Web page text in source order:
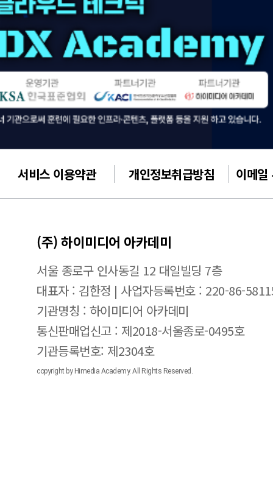
서비스 이용약관 개인정보취급방침 이메일
(주) 하이미디어 아카데미
서울 종로구 인사동길 12 대일빌딩 7층
대표자 : 김한정 | 사업자등록번호 : 220-86-
기관명칭 : 하이미디어 아카데미
통신판매업신고 : 제2018-서울종로-0495호
기관등록번호: 제2304호
copyright by Himedia Academy. All Rights Reserved.